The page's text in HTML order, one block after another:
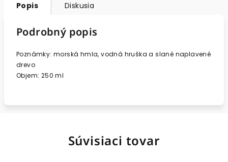
Popis Diskusia
Podrobný popis
Poznámky: morská hmla, vodná hruška a slané naplavené
drevo
Objem: 250 ml
Súvisiaci tovar